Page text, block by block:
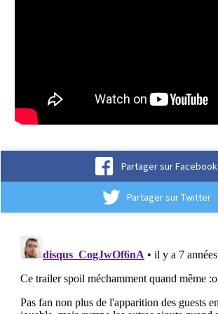
Partager sur Facebook
Partager sur Twitter